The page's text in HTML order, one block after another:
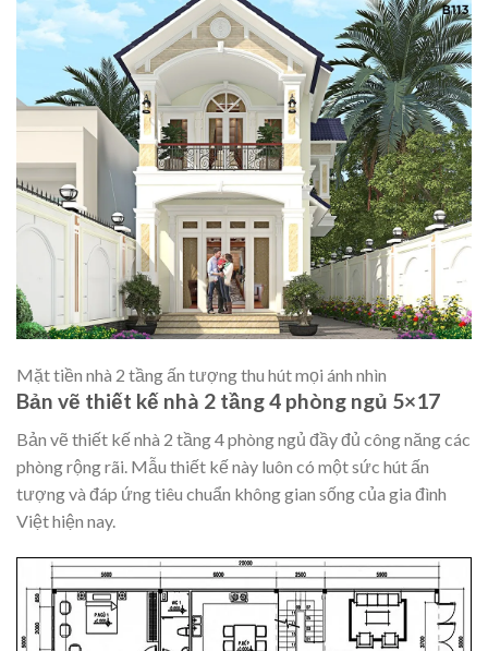
Mặt tiền nhà 2 tầng ấn tượng thu hút mọi ánh nhìn
Bản vẽ thiết kế nhà 2 tầng 4 phòng ngủ 5×17
Bản vẽ thiết kế nhà 2 tầng 4 phòng ngủ đầy đủ công năng các
phòng rộng rãi. Mẫu thiết kế này luôn có một sức hút ấn
tượng và đáp ứng tiêu chuẩn không gian sống của gia đình
Việt hiện nay.